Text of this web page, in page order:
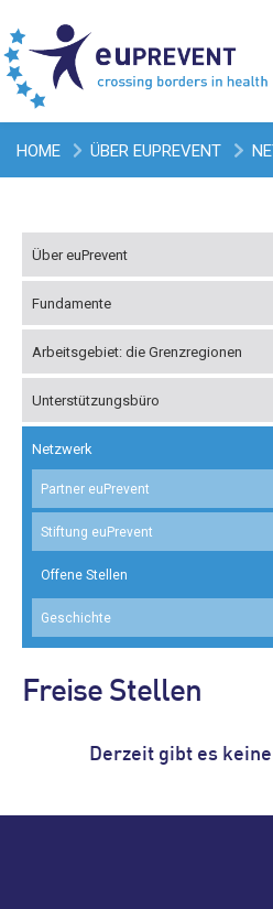
HOME ÜBER EUPREVENT
Über euPrevent
Fundamente
Arbeitsgebiet: die Grenzregionen
Unterstützungsbüro
Netzwerk
Partner euPrevent
Stiftung euPrevent
Offene Stellen
Geschichte
Freise Stellen
Derzeit gibt es